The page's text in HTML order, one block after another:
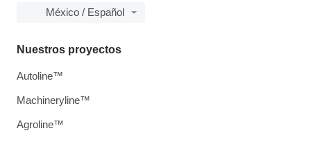
México / Español
Nuestros proyectos
Autoline™
Machineryline™
Agroline™